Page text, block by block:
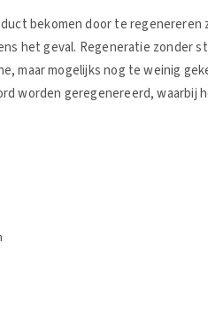
bekomen door te regenereren
het geval. Regeneratie zonder
maar mogelijks nog te weinig
worden geregenereerd, waarbij